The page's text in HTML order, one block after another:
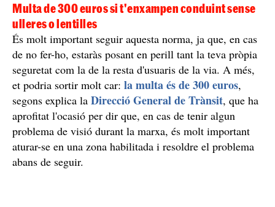
Multa de 300 euros si t'enxampen conduint sense
ulleres o lentilles
És molt important seguir aquesta norma, ja que, en cas
de no fer-ho, estaràs posant en perill tant la teva pròpia
seguretat com la de la resta d'usuaris de la via. A més,
et podria sortir molt car: la multa és de 300 euros,
segons explica la Direcció General de Trànsit, que ha
aprofitat l'ocasió per dir que, en cas de tenir algun
problema de visió durant la marxa, és molt important
aturar-se en una zona habilitada i resoldre el problema
abans de seguir.